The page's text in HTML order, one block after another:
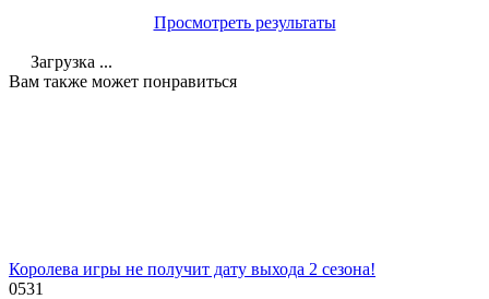
Просмотреть результаты
Загрузка ...
Вам также может понравиться
Королева игры не получит дату выхода 2 сезона!
0531